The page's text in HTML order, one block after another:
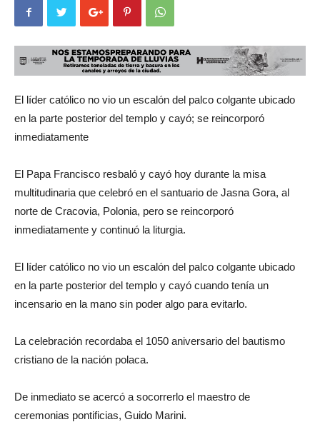
El líder católico no vio un escalón del palco colgante ubicado
en la parte posterior del templo y cayó; se reincorporó
inmediatamente
El Papa Francisco resbaló y cayó hoy durante la misa
multitudinaria que celebró en el santuario de Jasna Gora, al
norte de Cracovia, Polonia, pero se reincorporó
inmediatamente y continuó la liturgia.
El líder católico no vio un escalón del palco colgante ubicado
en la parte posterior del templo y cayó cuando tenía un
incensario en la mano sin poder algo para evitarlo.
La celebración recordaba el 1050 aniversario del bautismo
cristiano de la nación polaca.
De inmediato se acercó a socorrerlo el maestro de
ceremonias pontificias, Guido Marini.